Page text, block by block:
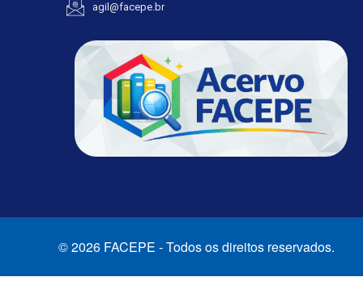
agil@facepe.br
© 2026 FACEPE - Todos os direitos reservados.